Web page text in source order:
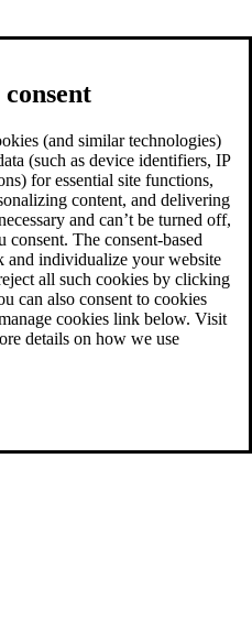
(and similar technologies)
(such as device identifiers, IP
for essential site functions,
content, and delivering
and can’t be turned off,
The consent-based
and individualize your website
all such cookies by clicking
can also consent to cookies
cookies link below. Visit
details on how we use